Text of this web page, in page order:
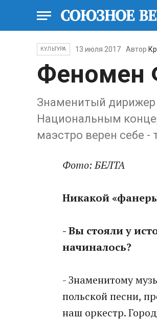
КУЛЬТУРА 13 июля 2017 Автор
Феномен
Знаменитый дирижер
Национальным
маэстро верен себе -
Фото: БЕЛТА
Никакой
- Вы стояли у
начиналось?
- Знаменитому
польской песни,
наш оркестр.